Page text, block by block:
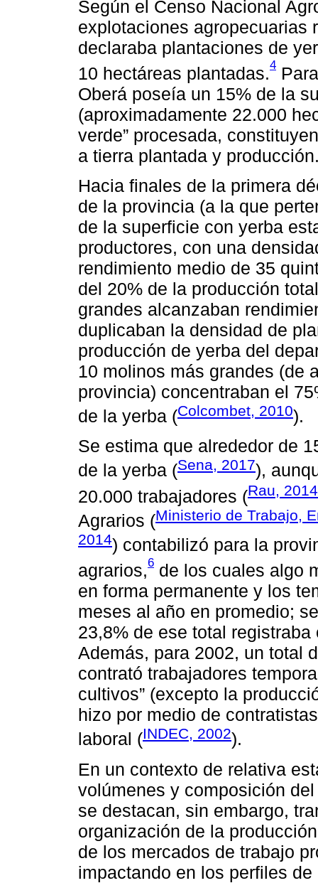
Según el Censo Nacional
explotaciones agropecuarias
declaraba plantaciones de
10 hectáreas plantadas.4
Oberá poseía un 15% de la
(aproximadamente 22.000
verde” procesada,
a tierra plantada y
Hacia finales de la primera
de la provincia (a la que
de la superficie con yerba
productores, con una
rendimiento medio de 35
del 20% de la producción
grandes alcanzaban
duplicaban la densidad de
producción de yerba del
10 molinos más grandes (de
provincia) concentraban el
de la yerba (Colcombet, 2010).
Se estima que alrededor de
de la yerba (Sena, 2017),
20.000 trabajadores (Rau,
Agrarios (Ministerio de Trabajo,
2014) contabilizó para la
agrarios,6 de los cuales algo
en forma permanente y los
meses al año en promedio;
23,8% de ese total
Además, para 2002, un total
contrató trabajadores
cultivos” (excepto la
hizo por medio de
laboral (INDEC, 2002).
En un contexto de relativa
volúmenes y composición
se destacan, sin embargo,
organización de la
de los mercados de trabajo
impactando en los perfiles